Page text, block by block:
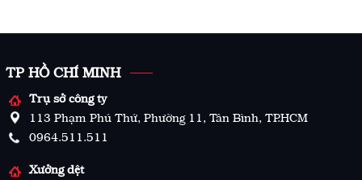
TP HỒ CHÍ MINH
Trụ sở công ty
113 Phạm Phú Thứ, Phường 11, Tân Bình, TP.HCM
0964.511.511
Xưởng dệt